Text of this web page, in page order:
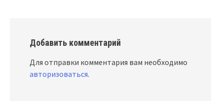
Добавить комментарий
Для отправки комментария вам необходимо
авторизоваться.